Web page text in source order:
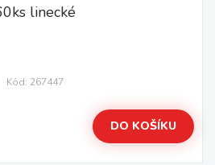
linecké
Kód: 267447
DO KOŠÍKU